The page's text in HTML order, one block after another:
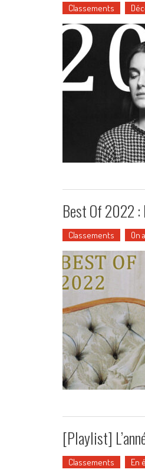
Classements
Best Of 2022 :
Classements On
[Playlist]
Classements En